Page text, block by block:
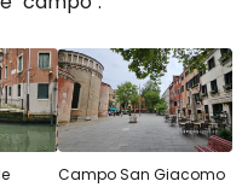
Campo San Giacomo